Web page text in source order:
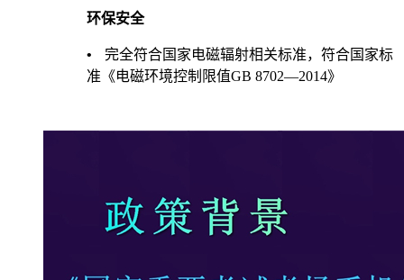
环保安全
•
完全符合国家电磁辐射相关标准，符合国家标
准《电磁环境控制限值GB 8702—2014》